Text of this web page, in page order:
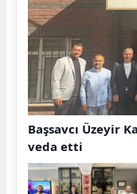
Başsavcı Üzeyir
veda etti